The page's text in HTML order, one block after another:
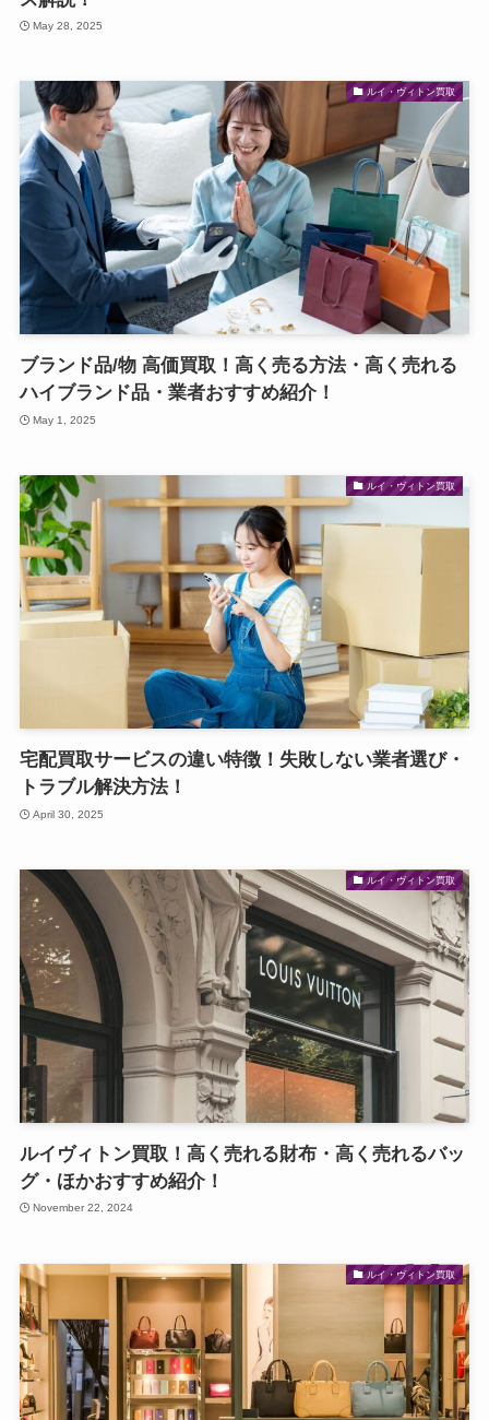
May 28, 2025
ルイ・ヴィトン買取
ブランド品/物 高価買取！高く売る方法・高く売れる
ハイブランド品・業者おすすめ紹介！
May 1, 2025
ルイ・ヴィトン買取
宅配買取サービスの違い特徴！失敗しない業者選び・
トラブル解決方法！
April 30, 2025
ルイ・ヴィトン買取
ルイヴィトン買取！高く売れる財布・高く売れるバッ
グ・ほかおすすめ紹介！
November 22, 2024
ルイ・ヴィトン買取